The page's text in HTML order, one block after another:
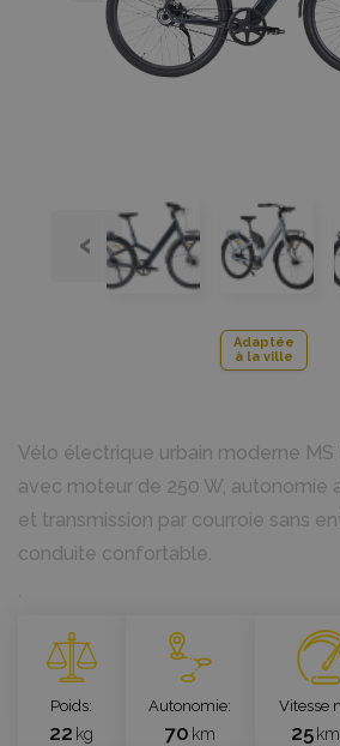
‹
Adaptée
à la ville
Vélo électrique urbain moderne MS
avec moteur de 250 W, autonomie
et transmission par courroie sans
conduite confortable.
`
Poids
22 kg
Autonomie
70 km
Vitesse
25